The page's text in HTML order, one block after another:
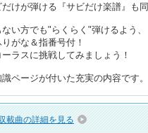
けが弾ける『サビだけ楽譜』も
い方でも"らくらく"弾けるよう、
がな＆指番号付！
ラスに挑戦してみましょう！
ページが付いた充実の内容です。
載曲の詳細を見る